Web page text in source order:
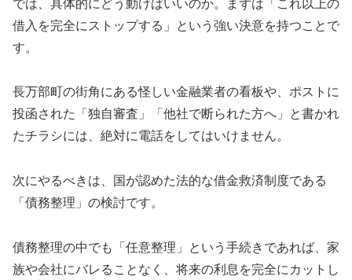
では、具体的にどう動けばいいのか。まずは「これ以上の
借入を完全にストップする」という強い決意を持つことで
す。
長万部町の街角にある怪しい金融業者の看板や、ポストに
投函された「独自審査」「他社で断られた方へ」と書かれ
たチラシには、絶対に電話をしてはいけません。
次にやるべきは、国が認めた法的な借金救済制度である
「債務整理」の検討です。
債務整理の中でも「任意整理」という手続きであれば、家
族や会社にバレることなく、将来の利息を完全にカットし